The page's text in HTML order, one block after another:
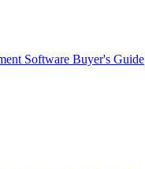
Software Buyer's Guide